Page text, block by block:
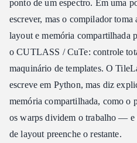
Algumas primitivas que você
Verificando seu trabalho
Um caso nosso: um RMSNorm
Onde o TileLang brilha
Conclusão
ponto de um espectro. Em uma
escrever, mas o compilador toma
layout e memória compartilhada
o CUTLASS / CuTe: controle
maquinário de templates. O
escreve em Python, mas diz
memória compartilhada, como o
os warps dividem o trabalho — e
de layout preenche o restante.